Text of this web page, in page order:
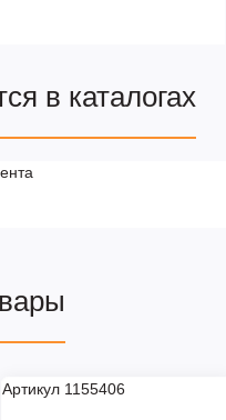
в каталогах
Артикул 1155406